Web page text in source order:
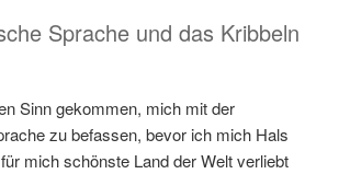
Sprache und das Kribbeln
Sinn gekommen, mich mit der
zu befassen, bevor ich mich Hals
mich schönste Land der Welt verliebt